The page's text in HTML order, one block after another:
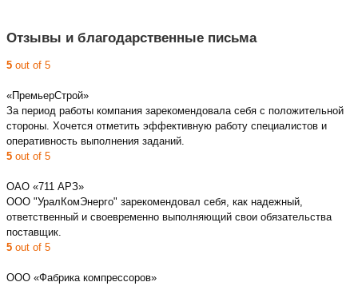
Отзывы и благодарственные письма
5 out of 5
«ПремьерСтрой»
За период работы компания зарекомендовала себя с положительной
стороны. Хочется отметить эффективную работу специалистов и
оперативность выполнения заданий.
5 out of 5
ОАО «711 АРЗ»
ООО "УралКомЭнерго" зарекомендовал себя, как надежный,
ответственный и своевременно выполняющий свои обязательства
поставщик.
5 out of 5
ООО «Фабрика компрессоров»